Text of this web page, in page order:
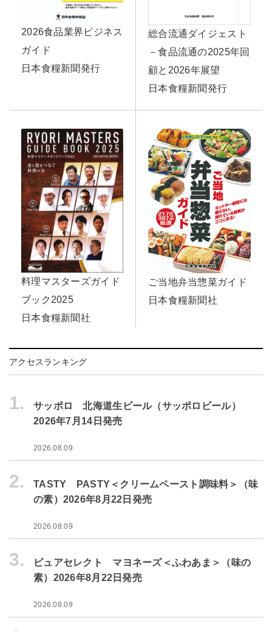
2026食品業界ビジネス
ガイド
日本食糧新聞発行
総合流通ダイジェスト
－食品流通の2025年回
顧と2026年展望
日本食糧新聞発行
料理マスターズガイド
ブック2025
日本食糧新聞社
ご当地弁当惣菜ガイド
日本食糧新聞社
アクセスランキング
1.
サッポロ 北海道生ビール（サッポロビール）
2026年7月14日発売
2026.08.09
2.
TASTY PASTY＜クリームペースト調味料＞（味
の素）2026年8月22日発売
2026.08.09
3.
ピュアセレクト マヨネーズ＜ふわあま＞（味の
素）2026年8月22日発売
2026.08.09